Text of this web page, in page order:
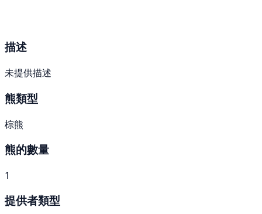
描述
未提供描述
熊類型
棕熊
熊的數量
1
提供者類型